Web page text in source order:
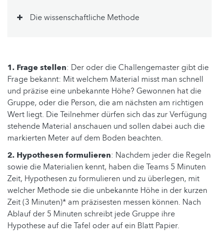
Die wissenschaftliche Methode
1. Frage stellen: Der oder die Challengemaster gibt die
Frage bekannt: Mit welchem Material misst man schnell
und präzise eine unbekannte Höhe? Gewonnen hat die
Gruppe, oder die Person, die am nächsten am richtigen
Wert liegt. Die Teilnehmer dürfen sich das zur Verfügung
stehende Material anschauen und sollen dabei auch die
markierten Meter auf dem Boden beachten.
2. Hypothesen formulieren: Nachdem jeder die Regeln
sowie die Materialien kennt, haben die Teams 5 Minuten
Zeit, Hypothesen zu formulieren und zu überlegen, mit
welcher Methode sie die unbekannte Höhe in der kurzen
Zeit (3 Minuten)* am präzisesten messen können. Nach
Ablauf der 5 Minuten schreibt jede Gruppe ihre
Hypothese auf die Tafel oder auf ein Blatt Papier.